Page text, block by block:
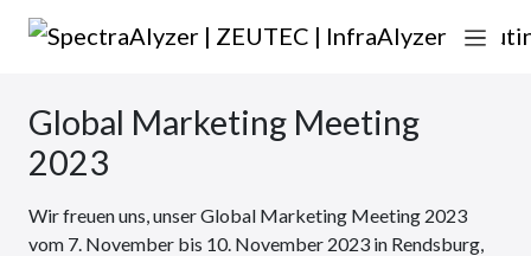
Zum Inhalt springen
Hauptnavigation
Global Marketing Meeting
2023
Wir freuen uns, unser Global Marketing Meeting 2023
vom 7. November bis 10. November 2023 in Rendsburg,